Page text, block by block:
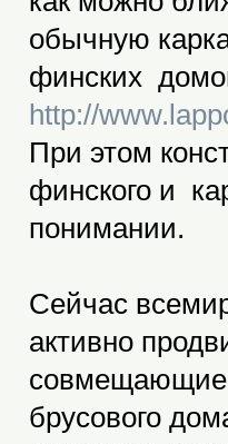
обычную
финских
http://
При этом
финского и
понимании.
Сейчас
активно
совмещающие
брусового